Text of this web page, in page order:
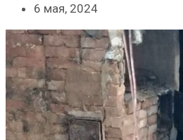
6 мая, 2024